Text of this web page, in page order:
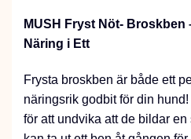
MUSH Fryst Nöt-
Näring i Ett
Frysta broskben är både ett
näringsrik godbit för din
för att undvika att de bildar